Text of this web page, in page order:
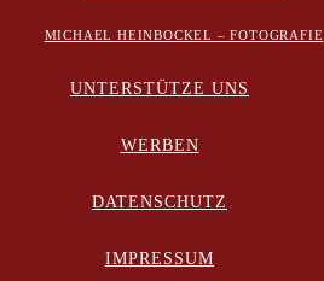
MICHAEL HEINBOCKEL – FOTOGRAFIE
UNTERSTÜTZE UNS
WERBEN
DATENSCHUTZ
IMPRESSUM